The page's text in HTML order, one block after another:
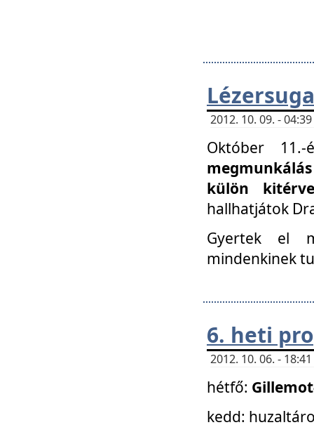
2012. 10. 09. -
Október
külön
hallhatjátok
Gyertek el
mindenkinek
6. heti
2012. 10. 06. -
hétfő:
kedd: